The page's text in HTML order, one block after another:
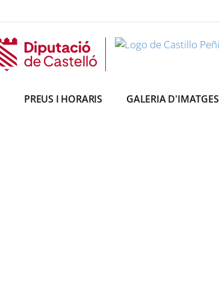
PREUS I HORARIS GALERIA D'IMATGES